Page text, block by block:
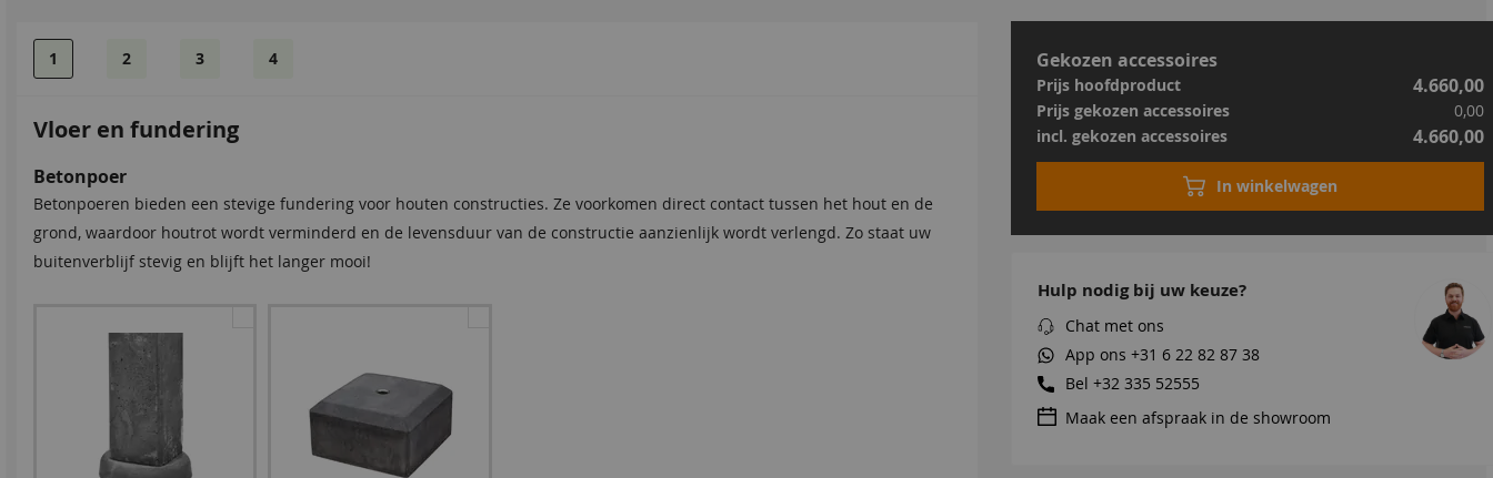
1 2 3 4
Vloer en fundering
Betonpoer
Betonpoeren bieden een stevige fundering voor houten constructies. Ze voorkomen direct contact tussen het hout en de
grond, waardoor houtrot wordt verminderd en de levensduur van de constructie aanzienlijk wordt verlengd. Zo staat uw
buitenverblijf stevig en blijft het langer mooi!
Gekozen accessoires
Prijs hoofdproduct 4.660,00
Prijs gekozen accessoires 0,00
4.660,00
incl. gekozen accessoires
In winkelwagen
Hulp nodig bij uw keuze?
Bel +32 335 52555
App ons +31 6 22 82 87 38
Chat met ons
Maak een afspraak in de showroom